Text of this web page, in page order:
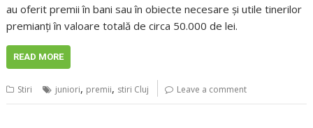
au oferit premii în bani sau în obiecte necesare şi utile tinerilor
premianţi în valoare totală de circa 50.000 de lei.
READ MORE
Stiri juniori, premii, stiri Cluj Leave a comment